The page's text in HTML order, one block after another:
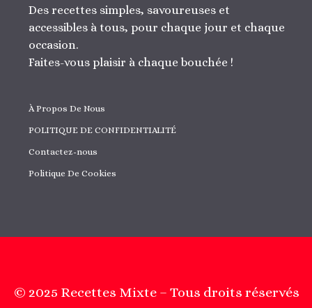
Des recettes simples, savoureuses et
accessibles à tous, pour chaque jour et chaque
occasion.
Faites-vous plaisir à chaque bouchée !
À Propos De Nous
POLITIQUE DE CONFIDENTIALITÉ
Contactez-nous
Politique De Cookies
© 2025 Recettes Mixte – Tous droits réservés